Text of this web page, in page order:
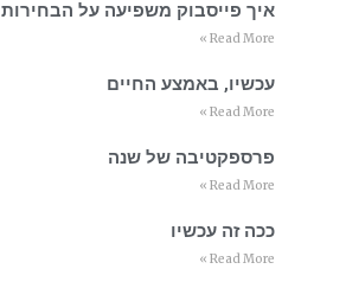
איך פייסבוק משפיעה על הבחירות
Read More »
עכשיו, באמצע החיים
Read More »
פרספקטיבה של שנה
Read More »
ככה זה עכשיו
Read More »